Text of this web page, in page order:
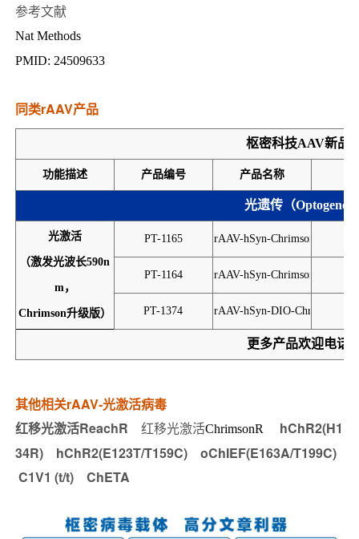
参考文献
Nat Methods
PMID: 24509633
同类rAAV产品
枢密科技AAV新品
功能描述 产品编号 产品名称
光遗传（
光激活
（激发光波长590n
m ，
Chrimson升级版）
PT-1165 rAAV-hSyn-ChrimsonR-GFP
PT-1164 rAAV-hSyn-ChrimsonR-
PT-1374 rAAV-hSyn-DIO-ChrimsonR-
更多产品欢迎电话
其他相关rAAV-光激活病毒
红移光激活ReachR 红移光激活ChrimsonR hChR2(H1
34R) hChR2(E123T/T159C) oChIEF(E163A/T199C)
C1V1 (t/t) ChETA